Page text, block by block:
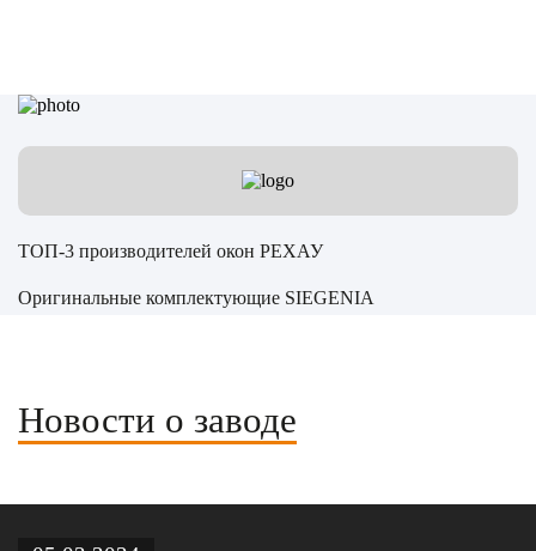
ТОП-3 производителей окон РЕХАУ
Оригинальные комплектующие SIEGENIA
Новости о заводе